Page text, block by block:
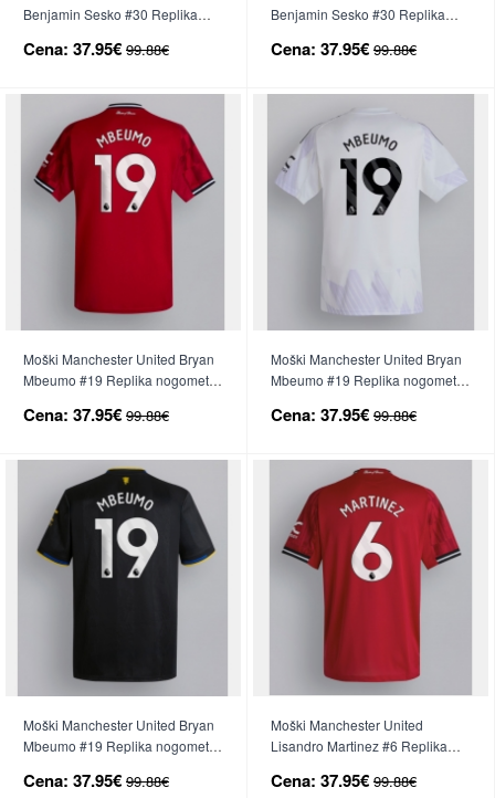
Benjamin Sesko #30 Replika
26 Kratek Rokav
Cena: 37.95€ 99.88€
Benjamin Sesko #30 Replika
Kratek Rokav
Cena: 37.95€ 99.88€
Moški Manchester United Bryan
Mbeumo #19 Replika nogometni
Rokav
Cena: 37.95€ 99.88€
Moški Manchester United Bryan
Mbeumo #19 Replika nogometni
Rokav
Cena: 37.95€ 99.88€
Moški Manchester United Bryan
Mbeumo #19 Replika nogometni
Cena: 37.95€ 99.88€
Moški Manchester United
Lisandro Martinez #6 Replika
26 Kratek Rokav
Cena: 37.95€ 99.88€